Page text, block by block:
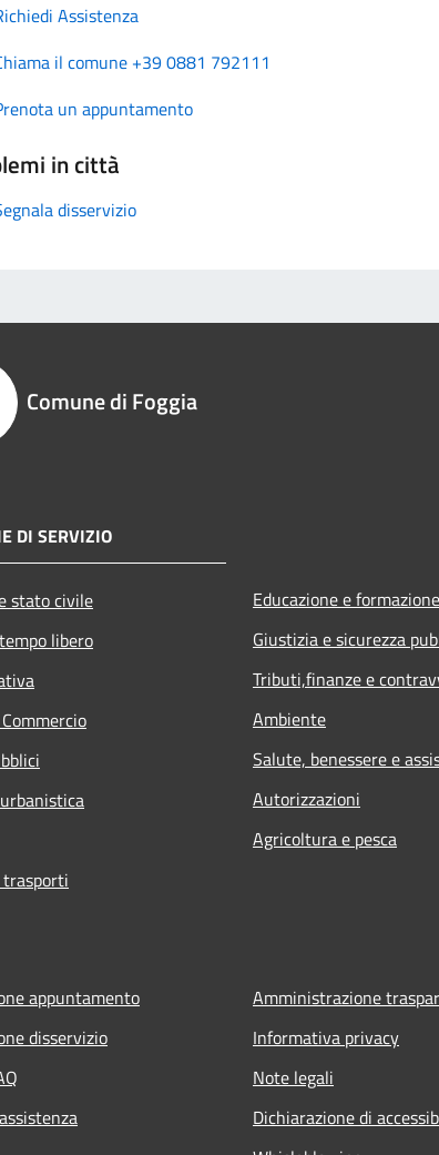
Assistenza
il comune +39 0881 792111
un appuntamento
in città
disservizio
Comune di Foggia
DI SERVIZIO
stato civile
libero
Educazione e formazione
Giustizia e sicurezza
Tributi,finanze e
Ambiente
Salute, benessere e
Autorizzazioni
Agricoltura e pesca
appuntamento
disservizio
Amministrazione
Informativa privacy
Note legali
Dichiarazione di